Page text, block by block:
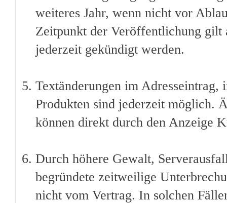
weiteres Jahr, wenn nicht vor
Zeitpunkt der Veröffentlichung
jederzeit gekündigt werden.
Textänderungen im Adresseintrag,
Produkten sind jederzeit möglich.
können direkt durch den Anzeige
Durch höhere Gewalt,
begründete zeitweilige
nicht vom Vertrag. In solchen